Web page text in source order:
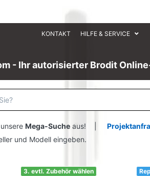
KONTAKT HILFE & SERVICE
- Ihr autorisierter Brodit
Mega-Sucheaus! |
und Modell eingeben.
3. evtl. Zubehör wählen